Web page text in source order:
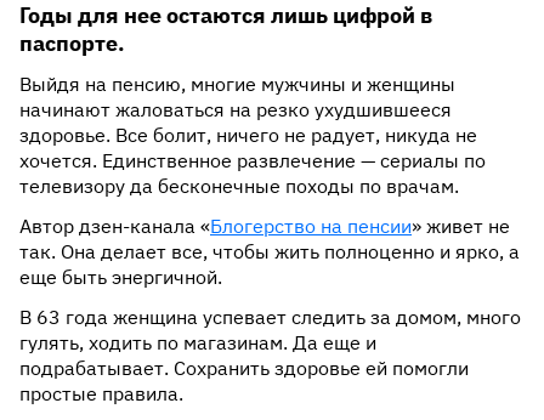
Годы для нее остаются лишь цифрой в
паспорте.
Выйдя на пенсию, многие мужчины и женщины
начинают жаловаться на резко ухудшившееся
здоровье. Все болит, ничего не радует, никуда не
хочется. Единственное развлечение — сериалы по
телевизору да бесконечные походы по врачам.
Автор дзен-канала «Блогерство на пенсии» живет не
так. Она делает все, чтобы жить полноценно и ярко, а
еще быть энергичной.
В 63 года женщина успевает следить за домом, много
гулять, ходить по магазинам. Да еще и
подрабатывает. Сохранить здоровье ей помогли
простые правила.